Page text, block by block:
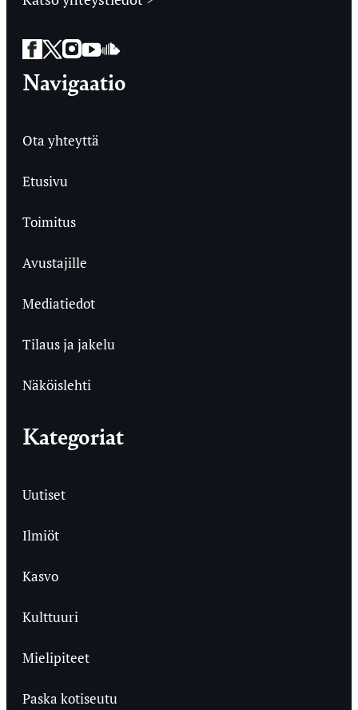
Facebook
Twitter
Instagram
YouTube
SoundCloud
Navigaatio
Ota yhteyttä
Etusivu
Toimitus
Avustajille
Mediatiedot
Tilaus ja jakelu
Näköislehti
Kategoriat
Uutiset
Ilmiöt
Kasvo
Kulttuuri
Mielipiteet
Paska kotiseutu